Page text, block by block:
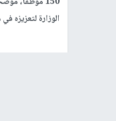
الوزارة لتعزيزه